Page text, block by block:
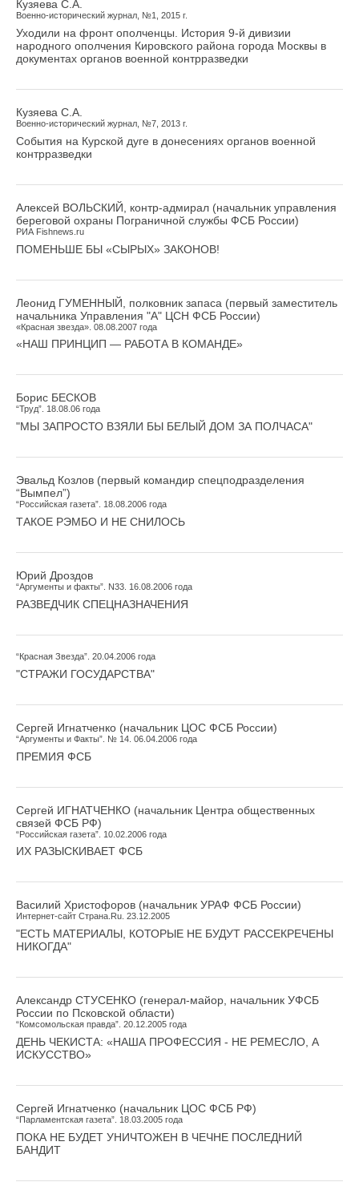
Кузяева С.А.
Военно-исторический журнал, №1, 2015 г.
Уходили на фронт ополченцы. История 9-й дивизии
народного ополчения Кировского района города Москвы в
документах органов военной контрразведки
Кузяева С.А.
Военно-исторический журнал, №7, 2013 г.
События на Курской дуге в донесениях органов военной
контрразведки
Алексей ВОЛЬСКИЙ, контр-адмирал (начальник управления
береговой охраны Пограничной службы ФСБ России)
РИА Fishnews.ru
ПОМЕНЬШЕ БЫ «СЫРЫХ» ЗАКОНОВ!
Леонид ГУМЕННЫЙ, полковник запаса (первый заместитель
начальника Управления "А" ЦСН ФСБ России)
«Красная звезда». 08.08.2007 года
«НАШ ПРИНЦИП — РАБОТА В КОМАНДЕ»
Борис БЕСКОВ
“Труд”. 18.08.06 года
"МЫ ЗАПРОСТО ВЗЯЛИ БЫ БЕЛЫЙ ДОМ ЗА ПОЛЧАСА"
Эвальд Козлов (первый командир спецподразделения
“Вымпел”)
“Российская газета”. 18.08.2006 года
ТАКОЕ РЭМБО И НЕ СНИЛОСЬ
Юрий Дроздов
“Аргументы и факты”. N33. 16.08.2006 года
РАЗВЕДЧИК СПЕЦНАЗНАЧЕНИЯ
“Красная Звезда”. 20.04.2006 года
"СТРАЖИ ГОСУДАРСТВА"
Сергей Игнатченко (начальник ЦОС ФСБ России)
“Аргументы и Факты”. № 14. 06.04.2006 года
ПРЕМИЯ ФСБ
Сергей ИГНАТЧЕНКО (начальник Центра общественных
связей ФСБ РФ)
“Российская газета”. 10.02.2006 года
ИХ РАЗЫСКИВАЕТ ФСБ
Василий Христофоров (начальник УРАФ ФСБ России)
Интернет-сайт Страна.Ru. 23.12.2005
"ЕСТЬ МАТЕРИАЛЫ, КОТОРЫЕ НЕ БУДУТ РАССЕКРЕЧЕНЫ
НИКОГДА"
Александр СТУСЕНКО (генерал-майор, начальник УФСБ
России по Псковской области)
“Комсомольская правда”. 20.12.2005 года
ДЕНЬ ЧЕКИСТА: «НАША ПРОФЕССИЯ - НЕ РЕМЕСЛО, А
ИСКУССТВО»
Сергей Игнатченко (начальник ЦОС ФСБ РФ)
“Парламентская газета”. 18.03.2005 года
ПОКА НЕ БУДЕТ УНИЧТОЖЕН В ЧЕЧНЕ ПОСЛЕДНИЙ
БАНДИТ